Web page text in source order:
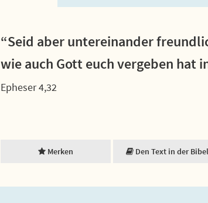
“Seid aber untereinander
wie auch Gott euch vergeben hat
Epheser 4,32
Merken Den Text in der